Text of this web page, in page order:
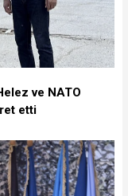
ve NATO
etti